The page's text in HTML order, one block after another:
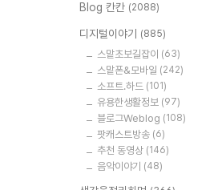
Blog 칸칸 (2088)
디지털이야기 (885)
스맡초보길잡이 (63)
스맡폰&모바일 (242)
소프트.하드 (101)
유용한생활정보 (97)
블로그Weblog (108)
팟캐스트방송 (6)
추천 동영상 (146)
음악이야기 (48)